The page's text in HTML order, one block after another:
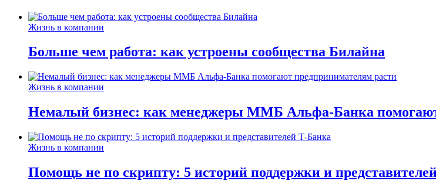
Жизнь в компании
Больше чем работа: как устроены сообщества Билайна
Жизнь в компании
Немалый бизнес: как менеджеры ММБ Альфа-Банка
Жизнь в компании
Помощь не по скрипту: 5 историй поддержки и